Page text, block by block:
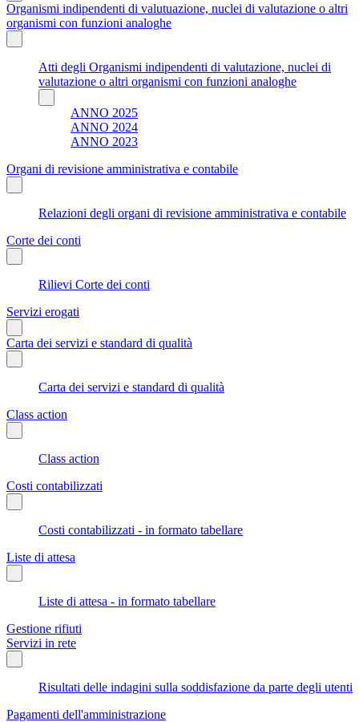
Organismi indipendenti di valutuazione, nuclei di valutazione o altri
organismi con funzioni analoghe
Atti degli Organismi indipendenti di valutazione, nuclei di
valutazione o altri organismi con funzioni analoghe
ANNO 2025
ANNO 2024
ANNO 2023
Organi di revisione amministrativa e contabile
Relazioni degli organi di revisione amministrativa e contabile
Corte dei conti
Rilievi Corte dei conti
Servizi erogati
Carta dei servizi e standard di qualità
Carta dei servizi e standard di qualità
Class action
Class action
Costi contabilizzati
Costi contabilizzati - in formato tabellare
Liste di attesa
Liste di attesa - in formato tabellare
Gestione rifiuti
Servizi in rete
Risultati delle indagini sulla soddisfazione da parte degli utenti
Pagamenti dell'amministrazione